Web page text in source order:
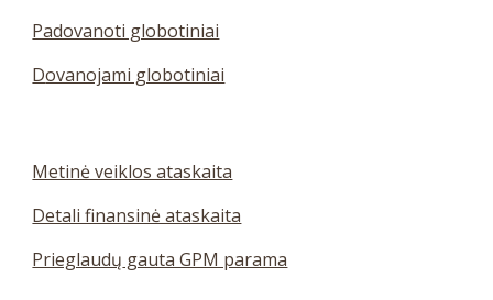
Padovanoti globotiniai
Dovanojami globotiniai
Metinė veiklos ataskaita
Detali finansinė ataskaita
Prieglaudų gauta GPM parama